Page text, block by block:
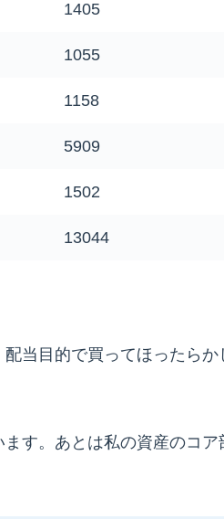
1405
1055
1158
5909
1502
13044
当目的で買ってほったらか
す。あとは私の資産のコア